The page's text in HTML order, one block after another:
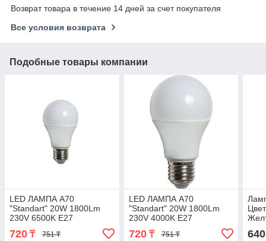
Возврат товара в течение 14 дней за счет покупателя
Все условия возврата
Подобные товары компании
LED ЛАМПА A70
"Standart" 20W 1800Lm
230V 6500K E27
MEGALIGHT (100/10)
720 ₸ 751 ₸
LED ЛАМПА A70
"Standart" 20W 1800Lm
230V 4000K E27
MEGALIGHT (100)
720₸ 751 ₸ 640